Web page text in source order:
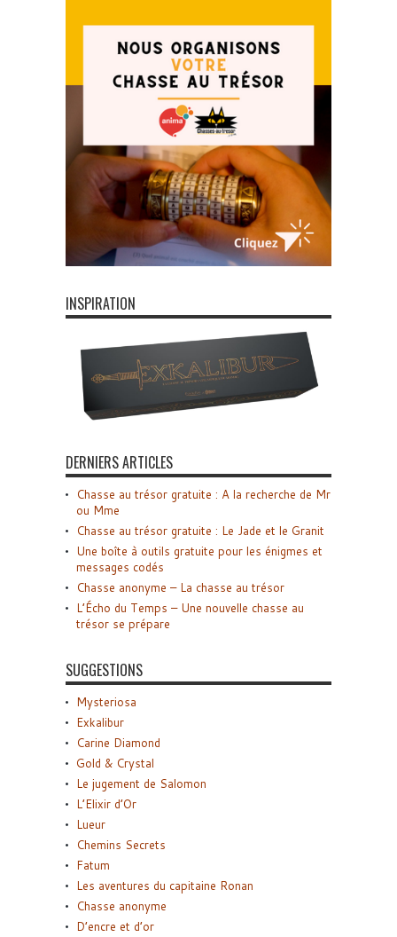
INSPIRATION
DERNIERS ARTICLES
Chasse au trésor gratuite : A la recherche de Mr
ou Mme
Chasse au trésor gratuite : Le Jade et le Granit
Une boîte à outils gratuite pour les énigmes et
messages codés
Chasse anonyme – La chasse au trésor
L’Écho du Temps – Une nouvelle chasse au
trésor se prépare
SUGGESTIONS
Mysteriosa
Exkalibur
Carine Diamond
Gold & Crystal
Le jugement de Salomon
L’Elixir d’Or
Lueur
Chemins Secrets
Fatum
Les aventures du capitaine Ronan
Chasse anonyme
D’encre et d’or